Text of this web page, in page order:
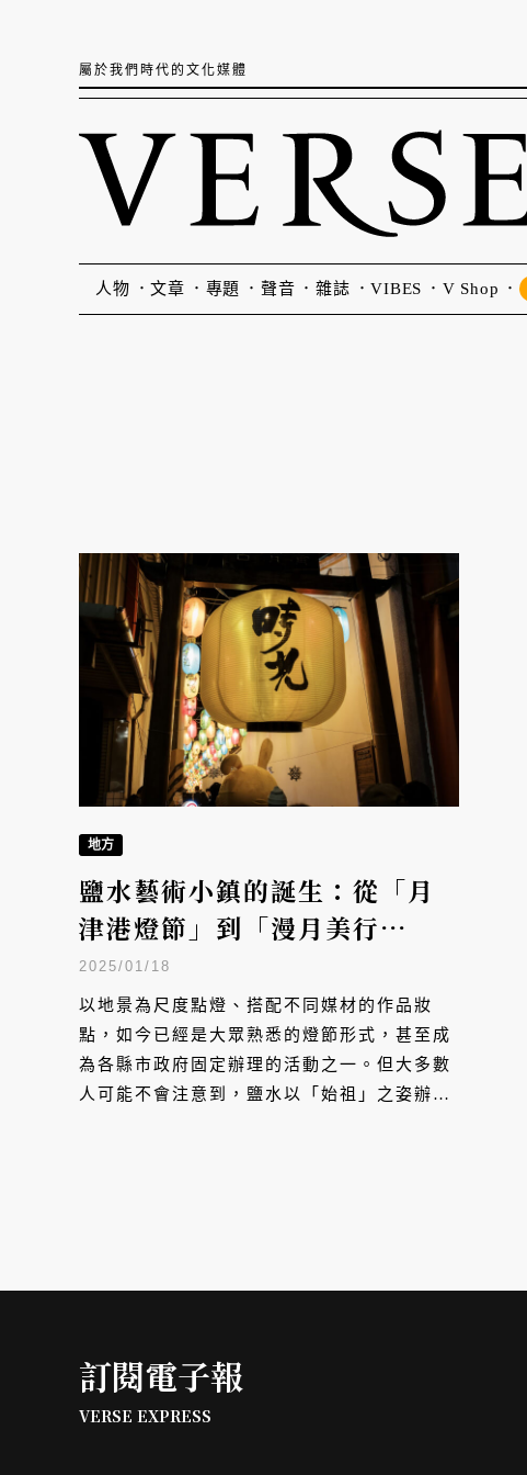
屬於我們時代的文化媒體
人物 文章 專題 聲音 雜誌 VIBES V Shop
地方
鹽水藝術小鎮的誕生：從「月
津港燈節」到「漫月美行
動」，台灣水岸燈節發源地的
幕後紀實
2025/01/18
以地景為尺度點燈、搭配不同媒材的作品妝
點，如今已經是大眾熟悉的燈節形式，甚至成
為各縣市政府固定辦理的活動之一。但大多數
人可能不會注意到，鹽水以「始祖」之姿辦了
訂閱電子報
VERSE EXPRESS